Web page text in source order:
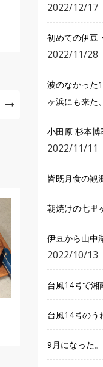
2022/12/17
初めての伊豆
2022/11/28
波のなかった
ヶ浜にも来た
小田原 杉本
2022/11/11
皆既月食の観
朝焼けの七里
伊豆から山中
2022/10/13
台風14号で湘
台風14号のう
9月になった。